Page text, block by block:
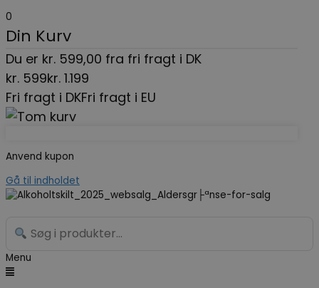
0
Din Kurv
Du er kr. 599,00 fra fri fragt i DK
kr. 599kr. 1.199
Fri fragt i DKFri fragt i EU
Anvend kupon
Gå til indholdet
Menu